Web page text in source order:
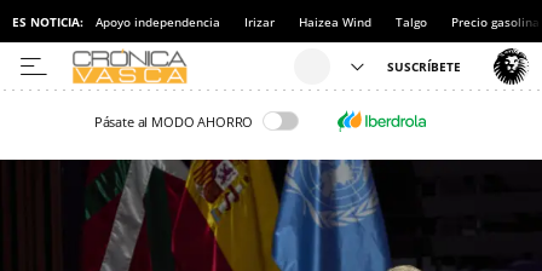
ES NOTICIA: Apoyo independencia Irizar Haizea Wind Talgo Precio gasolina
Pásate al MODO AHORRO